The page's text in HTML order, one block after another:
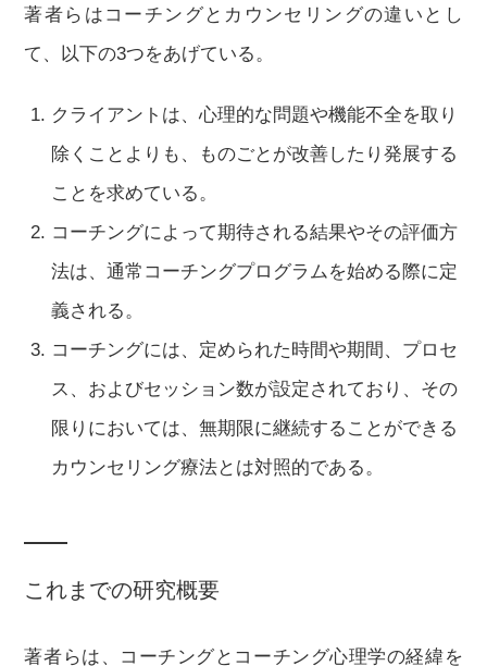
著者らはコーチングとカウンセリングの違いとし
て、以下の3つをあげている。
クライアントは、心理的な問題や機能不全を取り
除くことよりも、ものごとが改善したり発展する
ことを求めている。
コーチングによって期待される結果やその評価方
法は、通常コーチングプログラムを始める際に定
義される。
コーチングには、定められた時間や期間、プロセ
ス、およびセッション数が設定されており、その
限りにおいては、無期限に継続することができる
カウンセリング療法とは対照的である。
これまでの研究概要
著者らは、コーチングとコーチング心理学の経緯を